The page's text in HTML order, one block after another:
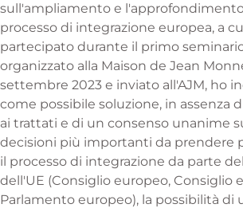
sull'ampliamento e
processo di integrazione europea, a
partecipato durante il primo
organizzato alla Maison de Jean
settembre 2023 e inviato all'AJM, ho
come possibile soluzione, in assenza
ai trattati e di un consenso unanime
decisioni più importanti da prendere
il processo di integrazione da parte
dell'UE (Consiglio europeo, Consiglio e
Parlamento europeo), la possibilità di